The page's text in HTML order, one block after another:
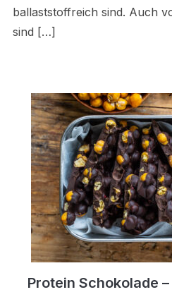
ballaststoffreich sind. Auch
sind […]
Protein Schokolade